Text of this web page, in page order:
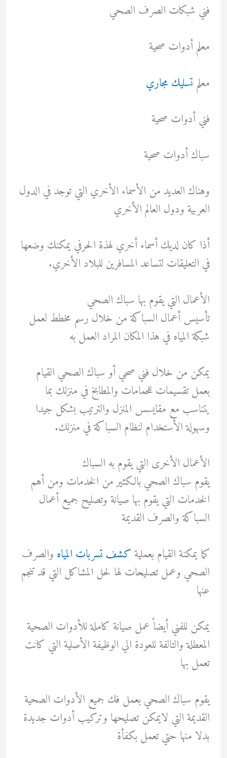
فني شبكات الصرف الصحي
معلم أدوات صحية
معلم تسليك مجاري
فني أدوات صحية
سباك أدوات صحية
وهناك العديد من الأسماء الأخري التي توجد في الدول
العربية ودول العالم الأخري
أذا كان لديك أسماء أخري لهذة الحرفي يمكنك وضعها
في التعليقات لتساعد المسافرين للبلاد الأخري.
الأعمال التي يقوم بها سباك الصحي
تأسيس أعمال السباكة من خلال رسم مخطط لعمل
شبكة المياه في هذا المكان المراد العمل به
يمكن من خلال فني صحي أو سباك الصحي القيام
بعمل تقسيمات للحمامات والمطابخ في منزلك بما
يتناسب مع مقايسس المنزل والترتيب بشكل جيدا
وسهولة الأستخدام لنظام السباكة في منزلك.
الأعمال الأخرى التي يقوم به السباك
يقوم سباك الصحي بالكثير من الخدمات ومن أهم
الخدمات التي يقوم بها صيانة وتصليح جميع أعمال
السباكة والصرف القديمة
كما يمكنة القيام بعمليةكشف تسربات المياه والصرف
الصحي وعمل تصليحات لها لحل المشاكل التي قد تنجم
عنها
يمكن للفني أيضاً عمل صيانة كاملة للأدوات الصحية
المعطلة والتالفة للعودة الي الوظيفة الأصلية التي كانت
تعمل بها
يقوم سباك الصحي بعمل فك جميع الأدوات الصحية
القديمة التي لايمكن تصليحها وتركيب أدوات جديدة
بدلا منها حتي تعمل بكفأة